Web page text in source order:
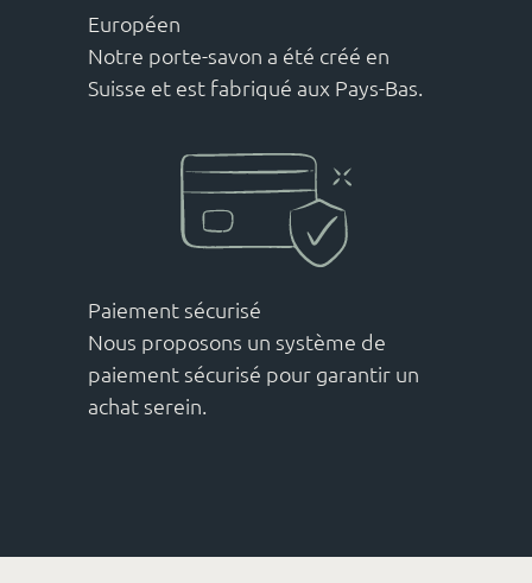
Européen
Notre porte-savon a été créé en
Suisse et est fabriqué aux Pays-Bas.
Paiement sécurisé
Nous proposons un système de
paiement sécurisé pour garantir un
achat serein.